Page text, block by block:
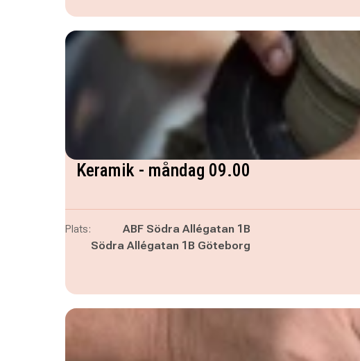
Keramik - måndag 09.00
Plats:
ABF Södra Allégatan 1B
Södra Allégatan 1B Göteborg